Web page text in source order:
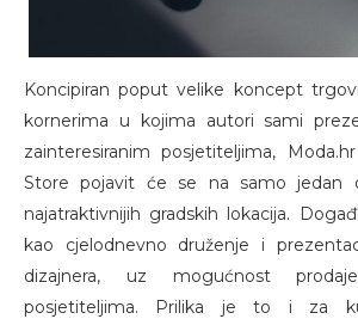
Koncipiran poput velike koncept
kornerima u kojima autori sami
zainteresiranim posjetiteljima,
Store pojavit će se na samo jedan
najatraktivnijih gradskih lokacija.
kao cjelodnevno druženje i
dizajnera, uz mogućnost prodaje
posjetiteljima. Prilika je to i za